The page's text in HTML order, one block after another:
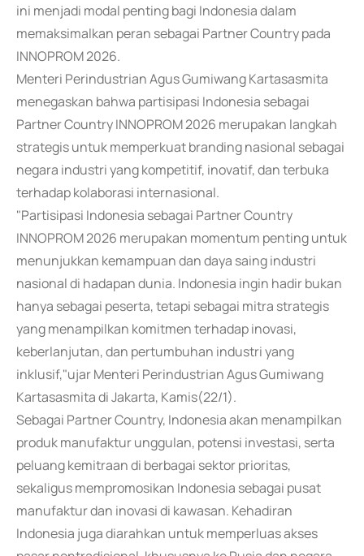
ini menjadi modal penting bagi Indonesia dalam
memaksimalkan peran sebagai Partner Country pada
INNOPROM 2026.
Menteri Perindustrian Agus Gumiwang Kartasasmita
menegaskan bahwa partisipasi Indonesia sebagai
Partner Country INNOPROM 2026 merupakan langkah
strategis untuk memperkuat branding nasional sebagai
negara industri yang kompetitif, inovatif, dan terbuka
terhadap kolaborasi internasional.
"Partisipasi Indonesia sebagai Partner Country
INNOPROM 2026 merupakan momentum penting untuk
menunjukkan kemampuan dan daya saing industri
nasional di hadapan dunia. Indonesia ingin hadir bukan
hanya sebagai peserta, tetapi sebagai mitra strategis
yang menampilkan komitmen terhadap inovasi,
keberlanjutan, dan pertumbuhan industri yang
inklusif,"ujar Menteri Perindustrian Agus Gumiwang
Kartasasmita di Jakarta, Kamis(22/1).
Sebagai Partner Country, Indonesia akan menampilkan
produk manufaktur unggulan, potensi investasi, serta
peluang kemitraan di berbagai sektor prioritas,
sekaligus mempromosikan Indonesia sebagai pusat
manufaktur dan inovasi di kawasan. Kehadiran
Indonesia juga diarahkan untuk memperluas akses